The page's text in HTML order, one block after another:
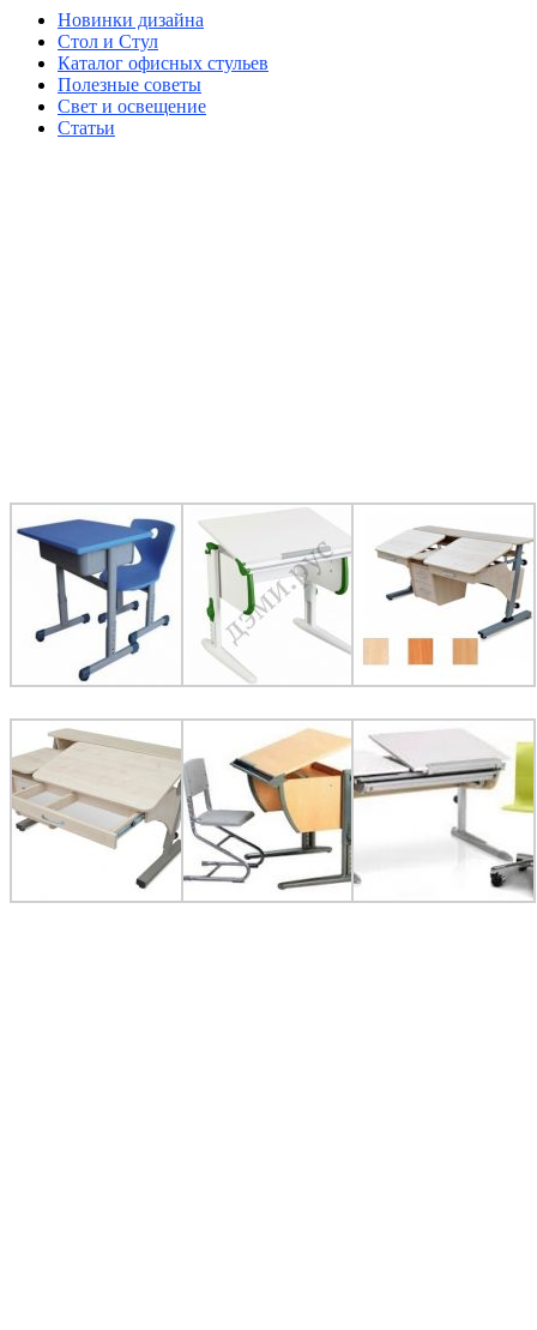
Новинки дизайна
Стол и Стул
Каталог офисных стульев
Полезные советы
Свет и освещение
Статьи